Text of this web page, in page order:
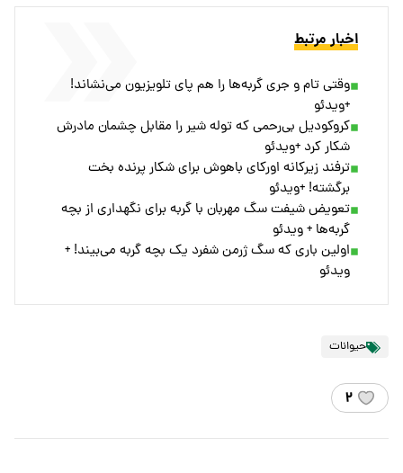
اخبار مرتبط
وقتی تام و جری گربه‌ها را هم پای تلویزیون می‌نشاند!
+ویدئو
کروکودیل بی‌رحمی که توله شیر را مقابل چشمان مادرش
شکار کرد +ویدئو
ترفند زیرکانه اورکای باهوش برای شکار پرنده بخت
برگشته! +ویدئو
تعویض شیفت سگ مهربان با گربه برای نگهداری از بچه
گربه‌ها + ویدئو
اولین باری که سگ ژرمن شفرد یک بچه گربه می‌بیند! +
ویدئو
حیوانات
۲